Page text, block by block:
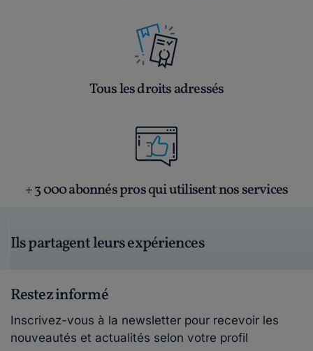
Tous les droits adressés
+ 3 000 abonnés pros qui utilisent nos services
Ils partagent leurs expériences
Restez informé
Inscrivez-vous à la newsletter pour recevoir les
nouveautés et actualités selon votre profil